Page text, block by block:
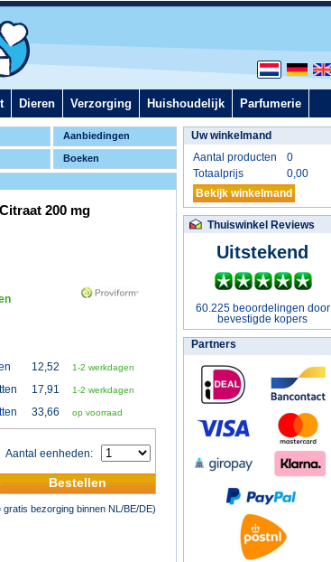
Dieren Verzorging Huishoudelijk Parfumerie
Aanbiedingen
Boeken
200 mg
12,52 1-2 werkdagen
17,91 1-2 werkdagen
33,66 op voorraad
Aantal eenheden:
Bestellen
bezorging binnen NL/BE/DE)
Uw winkelmand
Aantal producten
0
Totaalprijs
0,00
Bekijk winkelmand
Thuiswinkel Reviews
Uitstekend
60.225 beoordelingen door
bevestigde kopers
Partners